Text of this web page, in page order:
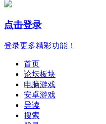
点击登录
登录更多精彩功能！
首页
论坛板块
电脑游戏
安卓游戏
导读
搜索